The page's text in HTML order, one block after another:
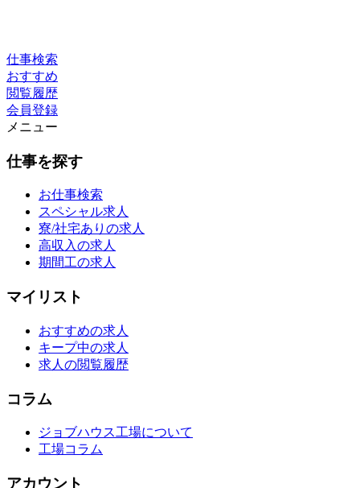
仕事検索
おすすめ
閲覧履歴
会員登録
メニュー
仕事を探す
お仕事検索
スペシャル求人
寮/社宅ありの求人
高収入の求人
期間工の求人
マイリスト
おすすめの求人
キープ中の求人
求人の閲覧履歴
コラム
ジョブハウス工場について
工場コラム
アカウント